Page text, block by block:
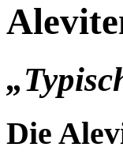
Die